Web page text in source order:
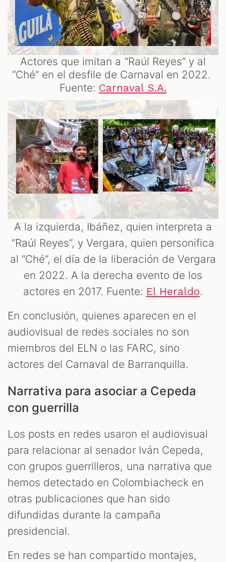
Actores que imitan a “Raúl Reyes” y al
“Ché” en el desfile de Carnaval en 2022.
Fuente: Carnaval S.A.
A la izquierda, Ibáñez, quien interpreta a
“Raúl Reyes”, y Vergara, quien personifica
al “Ché”, el día de la liberación de Vergara
en 2022. A la derecha evento de los
actores en 2017. Fuente: El Heraldo.
En conclusión, quienes aparecen en el
audiovisual de redes sociales no son
miembros del ELN o las FARC, sino
actores del Carnaval de Barranquilla.
Narrativa para asociar a Cepeda
con guerrilla
Los posts en redes usaron el audiovisual
para relacionar al senador Iván Cepeda,
con grupos guerrilleros, una narrativa que
hemos detectado en Colombiacheck en
otras publicaciones que han sido
difundidas durante la campaña
presidencial.
En redes se han compartido montajes,